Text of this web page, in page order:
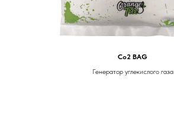
Co2 BAG
Генератор углекислого газа